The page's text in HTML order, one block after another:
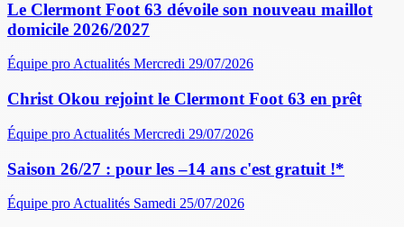
Le Clermont Foot 63 dévoile son nouveau maillot
domicile 2026/2027
Équipe pro Actualités Mercredi 29/07/2026
Christ Okou rejoint le Clermont Foot 63 en prêt
Équipe pro Actualités Mercredi 29/07/2026
Saison 26/27 : pour les –14 ans c'est gratuit !*
Équipe pro Actualités Samedi 25/07/2026